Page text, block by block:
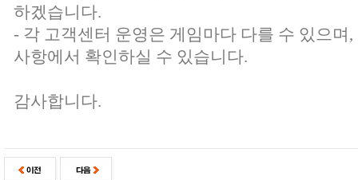
하겠습니다.
- 각 고객센터 운영은 게임마다 다를 수 있으며
사항에서 확인하실 수 있습니다.
감사합니다.